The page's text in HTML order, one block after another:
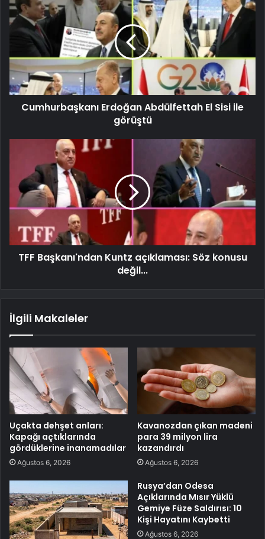
Cumhurbaşkanı Erdoğan Abdülfettah El Sisi ile
görüştü
TFF Başkanı'ndan Kuntz açıklaması: Söz konusu
değil...
İlgili Makaleler
Uçakta dehşet anları:
Kapağı açtıklarında
gördüklerine inanamadılar
Ağustos 6, 2026
Kavanozdan çıkan madeni
para 39 milyon lira
kazandırdı
Ağustos 6, 2026
Rusya’dan Odesa
Açıklarında Mısır Yüklü
Gemiye Füze Saldırısı: 10
Kişi Hayatını Kaybetti
Ağustos 6, 2026